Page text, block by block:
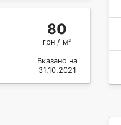
80
грн / м²
Вказано на
31.10.2021